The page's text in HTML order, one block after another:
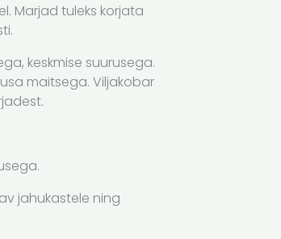
Marjad tuleks korjata
keskmise suurusega.
maitsega. Viljakobar
jahukastele ning